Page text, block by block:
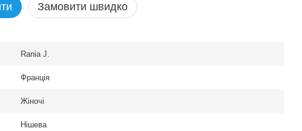
Замовити швидко
Rania J.
Франція
Жіночі
Нішева